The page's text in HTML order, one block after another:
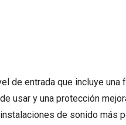
de entrada que incluye
usar y una protección
de sonido más